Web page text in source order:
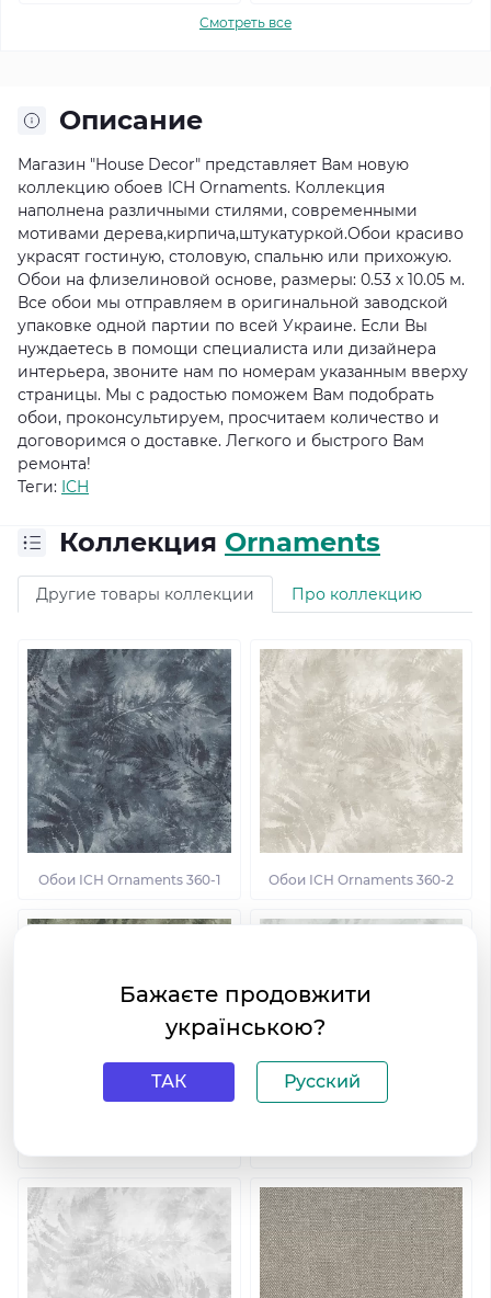
Смотреть все
Описание
Магазин "House Decor" представляет Вам новую
коллекцию обоев ICH Ornaments. Коллекция
наполнена различными стилями, современными
мотивами дерева,кирпича,штукатуркой.Обои красиво
украсят гостиную, столовую, спальню или прихожую.
Обои на флизелиновой основе, размеры: 0.53 х 10.05 м.
Все обои мы отправляем в оригинальной заводской
упаковке одной партии по всей Украине. Если Вы
нуждаетесь в помощи специалиста или дизайнера
интерьера, звоните нам по номерам указанным вверху
страницы. Мы с радостью поможем Вам подобрать
обои, проконсультируем, просчитаем количество и
договоримся о доставке. Легкого и быстрого Вам
ремонта!
Теги: ICH
Коллекция Ornaments
Другие товары коллекции Про коллекцию
Обои ІСН Ornaments 360-1 Обои ІСН Ornaments 360-2
Бажаєте продовжити
українською?
ТАК Русский